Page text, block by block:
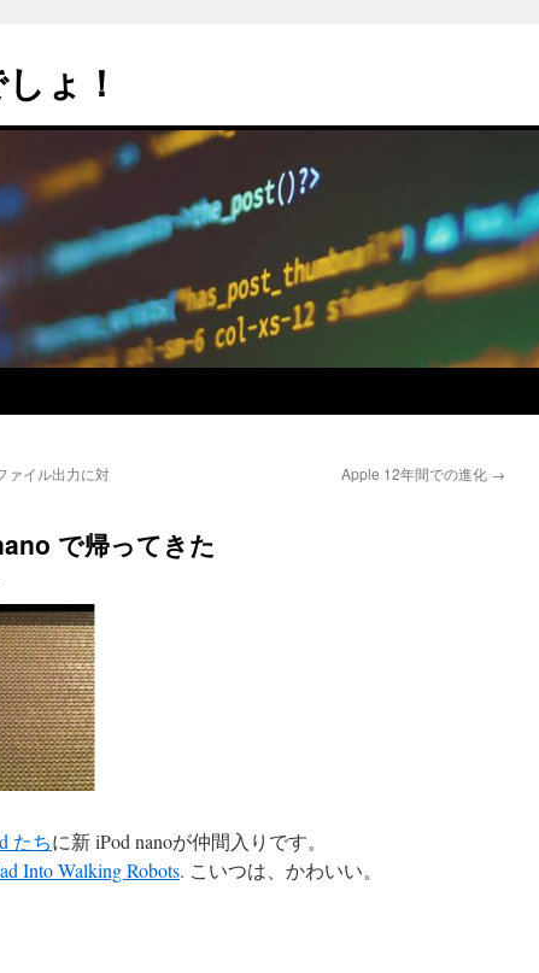
ょ！
ァイル出力に対
Apple 12年間での進化 →
で帰ってきた
たちに新 iPod nanoが仲間入りです。
Into Walking Robots. こいつは、かわいい。